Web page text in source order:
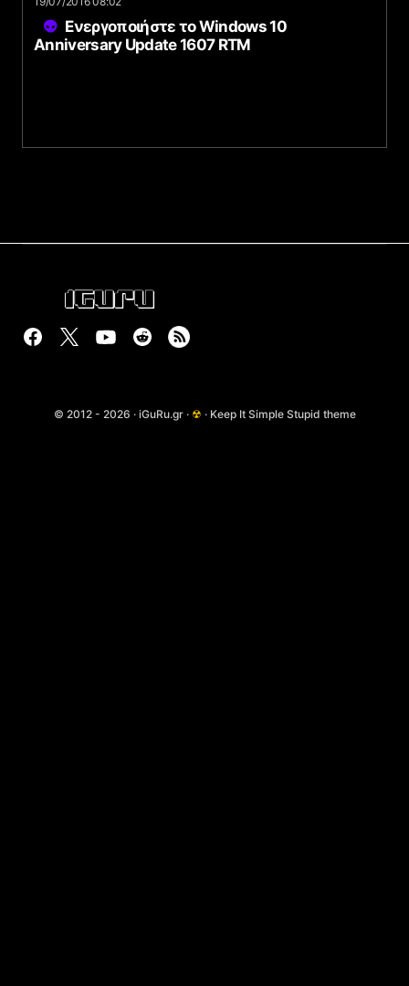
Ενεργοποιήστε το Windows 10
Anniversary Update 1607 RTM
© 2012 - 2026 · iGuRu.gr · ☢ · Keep It Simple Stupid theme